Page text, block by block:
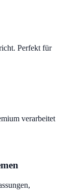
Perfekt für
verarbeitet